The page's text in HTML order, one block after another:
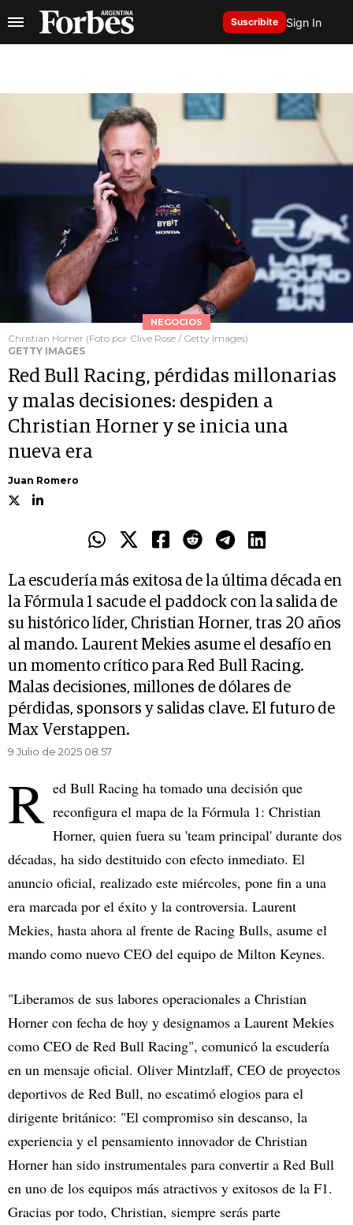
Suscribite Sign In
NEGOCIOS
Christian Horner (Foto por Clive Rose / Getty Images)
GETTY IMAGES
Red Bull Racing, pérdidas millonarias
y malas decisiones: despiden a
Christian Horner y se inicia una
nueva era
Juan Romero
La escudería más exitosa de la última década en
la Fórmula 1 sacude el paddock con la salida de
su histórico líder, Christian Horner, tras 20 años
al mando. Laurent Mekies asume el desafío en
un momento crítico para Red Bull Racing.
Malas decisiones, millones de dólares de
pérdidas, sponsors y salidas clave. El futuro de
Max Verstappen.
9 Julio de 2025 08.57
R ed Bull Racing ha tomado una decisión que
reconfigura el mapa de la Fórmula 1: Christian
Horner, quien fuera su 'team principal' durante dos
décadas, ha sido destituido con efecto inmediato. El
anuncio oficial, realizado este miércoles, pone fin a una
era marcada por el éxito y la controversia. Laurent
Mekies, hasta ahora al frente de Racing Bulls, asume el
mando como nuevo CEO del equipo de Milton Keynes.
"Liberamos de sus labores operacionales a Christian
Horner con fecha de hoy y designamos a Laurent Mekies
como CEO de Red Bull Racing", comunicó la escudería
en un mensaje oficial. Oliver Mintzlaff, CEO de proyectos
deportivos de Red Bull, no escatimó elogios para el
dirigente británico: "El compromiso sin descanso, la
experiencia y el pensamiento innovador de Christian
Horner han sido instrumentales para convertir a Red Bull
en uno de los equipos más atractivos y exitosos de la F1.
Gracias por todo, Christian, siempre serás parte